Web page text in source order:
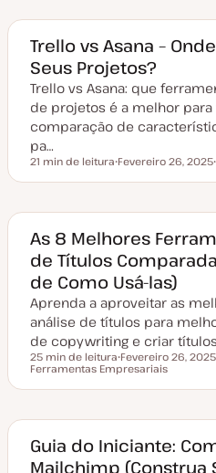
d
a
t
u
a
l
i
z
a
ç
o
c
Trello vs Asana –
Seus Projetos?
Trello vs Asana: que
de projetos é a melhor para
comparação de
pa…
Tempo de leitura
21 min de leitura
a
a
e
a
t
u
a
l
i
a
ç
o
Fevereiro 26, 2025
i
o
As 8 Melhores
de Títulos
de Como Usá-las)
Aprenda a aproveitar as
análise de títulos para
de copywriting e criar
Tempo de leitura
25 min de leitura
D
t
d
a
t
u
Fevereiro 26, 2025
Ferramentas Empresariais
Guia do Iniciante:
Mailchimp (Construa